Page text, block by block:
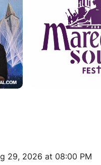
29, 2026 at 08:00 PM